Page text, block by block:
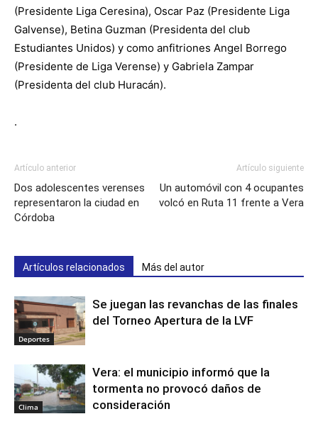
(Presidente Liga Ceresina), Oscar Paz (Presidente Liga
Galvense), Betina Guzman (Presidenta del club
Estudiantes Unidos) y como anfitriones Angel Borrego
(Presidente de Liga Verense) y Gabriela Zampar
(Presidenta del club Huracán).
.
Artículo anterior
Dos adolescentes verenses
representaron la ciudad en
Córdoba
Artículo siguiente
Un automóvil con 4 ocupantes
volcó en Ruta 11 frente a Vera
Artículos relacionados Más del autor
Deportes
Se juegan las revanchas de las finales
del Torneo Apertura de la LVF
Clima
Vera: el municipio informó que la
tormenta no provocó daños de
consideración